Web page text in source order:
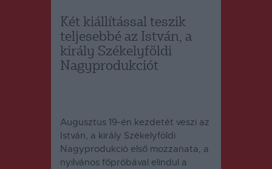
Két kiállítással teszik
teljesebbé az István, a
király Székelyföldi
Nagyprodukciót
Augusztus 19-én kezdetét veszi az
István, a király Székelyföldi
Nagyprodukció első mozzanata, a
nyilvános főpróbával elindul a